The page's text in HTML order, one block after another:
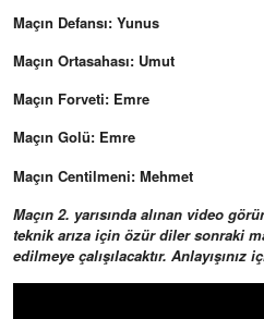
Maçın Defansı: Yunus
Maçın Ortasahası: Umut
Maçın Forveti: Emre
Maçın Golü: Emre
Maçın Centilmeni: Mehmet
Maçın 2. yarısında alınan video
teknik arıza için özür diler sonraki
edilmeye çalışılacaktır. Anlayışınız